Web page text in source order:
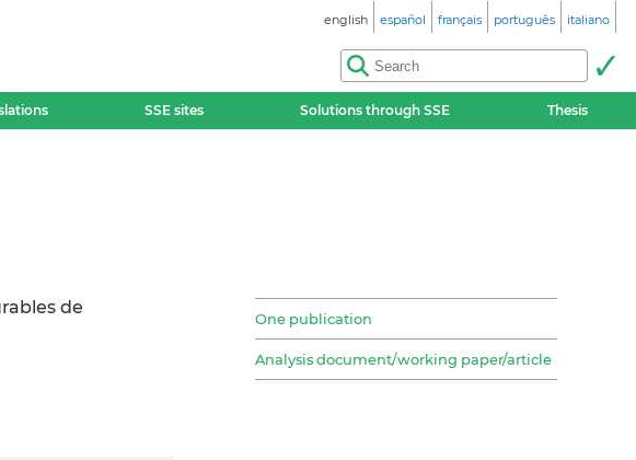
english español français português italiano
SSE sites Solutions through SSE Thesis
de
One publication
Analysis document/working paper/article